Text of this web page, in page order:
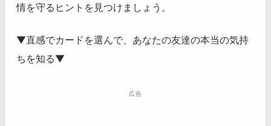
情を守るヒントを見つけましょう。
▼直感でカードを選んで、あなたの友達の本当の気持
ちを知る▼
広告